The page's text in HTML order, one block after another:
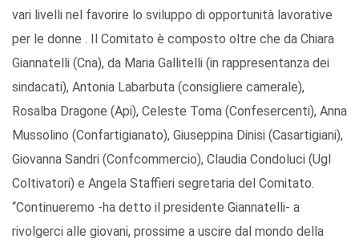
vari livelli nel favorire lo sviluppo di opportunità lavorative
per le donne . Il Comitato è composto oltre che da Chiara
Giannatelli (Cna), da Maria Gallitelli (in rappresentanza dei
sindacati), Antonia Labarbuta (consigliere camerale),
Rosalba Dragone (Api), Celeste Toma (Confesercenti), Anna
Mussolino (Confartigianato), Giuseppina Dinisi (Casartigiani),
Giovanna Sandri (Confcommercio), Claudia Condoluci (Ugl
Coltivatori) e Angela Staffieri segretaria del Comitato.
“Continueremo -ha detto il presidente Giannatelli- a
rivolgerci alle giovani, prossime a uscire dal mondo della